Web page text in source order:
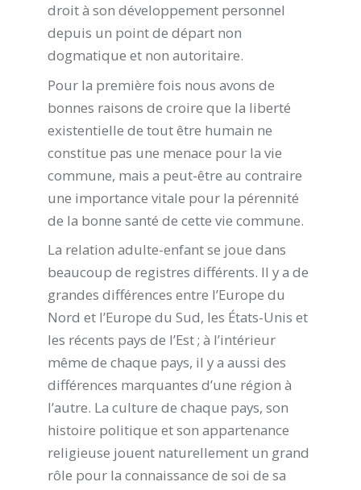
droit à son développement personnel
depuis un point de départ non
dogmatique et non autoritaire.
Pour la première fois nous avons de
bonnes raisons de croire que la liberté
existentielle de tout être humain ne
constitue pas une menace pour la vie
commune, mais a peut-être au contraire
une importance vitale pour la pérennité
de la bonne santé de cette vie commune.
La relation adulte-enfant se joue dans
beaucoup de registres différents. Il y a de
grandes différences entre l’Europe du
Nord et l’Europe du Sud, les États-Unis et
les récents pays de l’Est ; à l’intérieur
même de chaque pays, il y a aussi des
différences marquantes d’une région à
l’autre. La culture de chaque pays, son
histoire politique et son appartenance
religieuse jouent naturellement un grand
rôle pour la connaissance de soi de sa